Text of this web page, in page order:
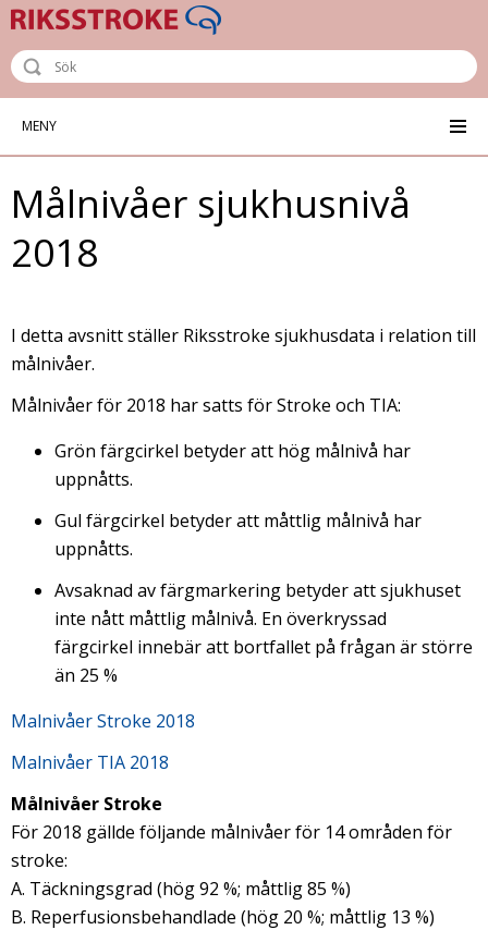
MENY
Målnivåer sjukhusnivå
2018
I detta avsnitt ställer Riksstroke sjukhusdata i relation till
målnivåer.
Målnivåer för 2018 har satts för Stroke och TIA:
Grön färgcirkel betyder att hög målnivå har
uppnåtts.
Gul färgcirkel betyder att måttlig målnivå har
uppnåtts.
Avsaknad av färgmarkering betyder att sjukhuset
inte nått måttlig målnivå. En överkryssad
färgcirkel innebär att bortfallet på frågan är större
än 25 %
Malnivåer Stroke 2018
Malnivåer TIA 2018
Målnivåer Stroke
För 2018 gällde följande målnivåer för 14 områden för
stroke:
A. Täckningsgrad (hög 92 %; måttlig 85 %)
B. Reperfusionsbehandlade (hög 20 %; måttlig 13 %)